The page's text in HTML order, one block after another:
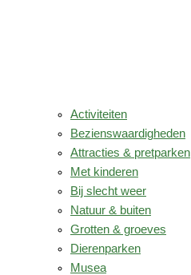
Activiteiten
Bezienswaardigheden
Attracties & pretparken
Met kinderen
Bij slecht weer
Natuur & buiten
Grotten & groeves
Dierenparken
Musea